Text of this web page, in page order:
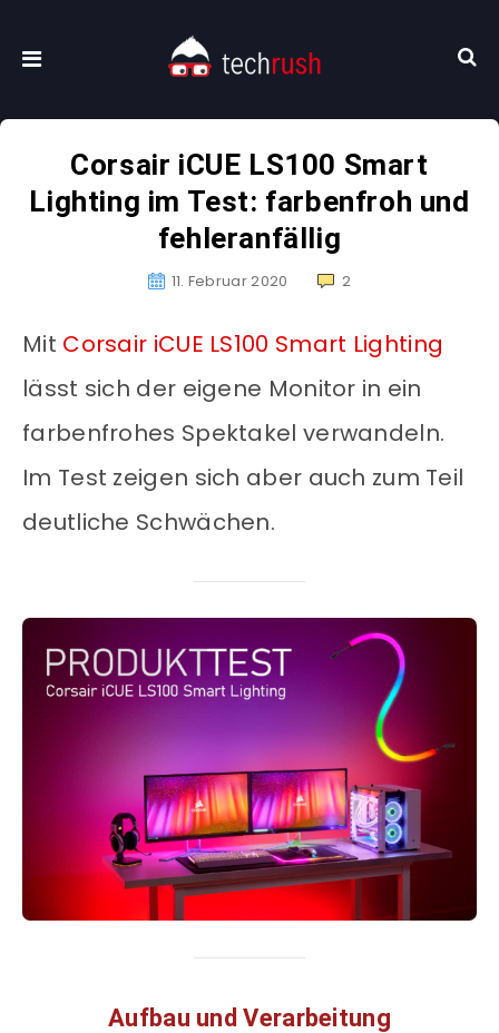
Corsair iCUE LS100 Smart
Lighting im Test: farbenfroh und
fehleranfällig
11. Februar 2020 2
Mit Corsair iCUE LS100 Smart Lighting
lässt sich der eigene Monitor in ein
farbenfrohes Spektakel verwandeln.
Im Test zeigen sich aber auch zum Teil
deutliche Schwächen.
Aufbau und Verarbeitung